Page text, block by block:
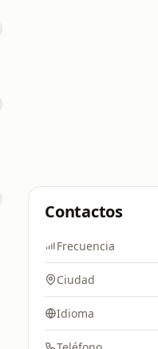
Contactos
Frecuencia
Ciudad
Idioma